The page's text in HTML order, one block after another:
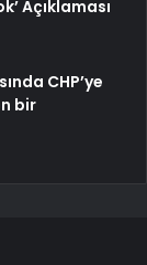
Açıklaması
CHP’ye
bir